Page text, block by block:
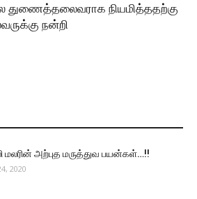
துணைத்தலைவராக நியமித்ததற்கு
நன்றி
மலரின் அற்புத மருத்துவ பயன்கள்…!!
2020